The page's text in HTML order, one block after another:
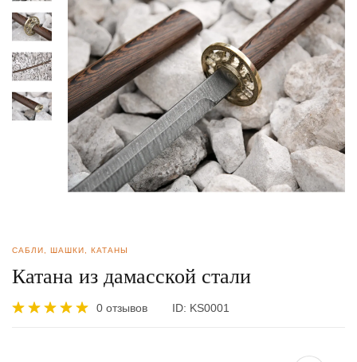
САБЛИ, ШАШКИ, КАТАНЫ
Катана из дамасской стали
0 отзывов ID: KS0001